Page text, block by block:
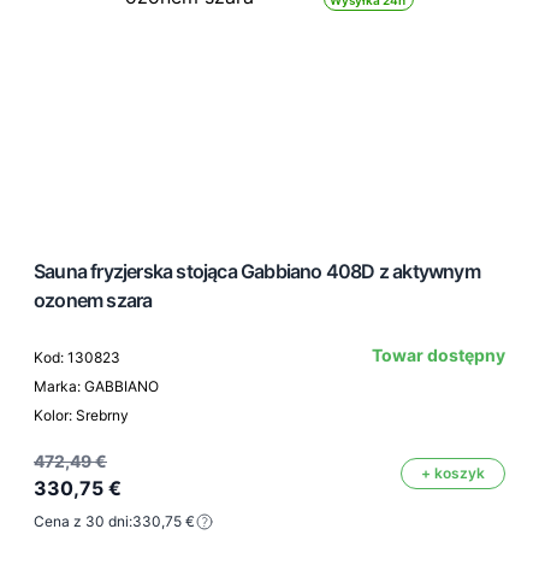
Sauna fryzjerska stojąca Gabbiano 408D z aktywnym
ozonem szara
Kod: 130823
Marka: GABBIANO
Kolor: Srebrny
Towar dostępny
472,49 €
330,75 €
+ koszyk
Cena z 30 dni:330,75 €